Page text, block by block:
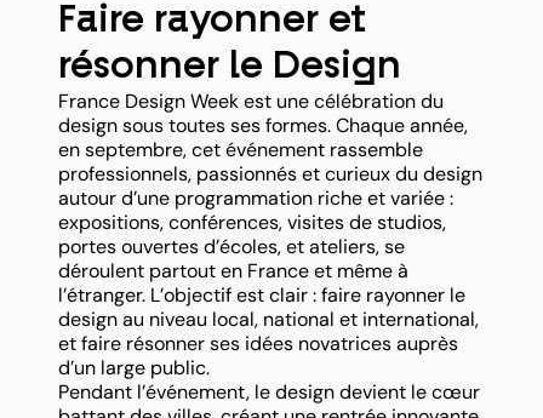
Faire rayonner et
résonner le Design
France Design Week est une célébration du
design sous toutes ses formes. Chaque année,
en septembre, cet événement rassemble
professionnels, passionnés et curieux du design
autour d’une programmation riche et variée :
expositions, conférences, visites de studios,
portes ouvertes d’écoles, et ateliers, se
déroulent partout en France et même à
l’étranger. L’objectif est clair : faire rayonner le
design au niveau local, national et international,
et faire résonner ses idées novatrices auprès
d’un large public.
Pendant l’événement, le design devient le cœur